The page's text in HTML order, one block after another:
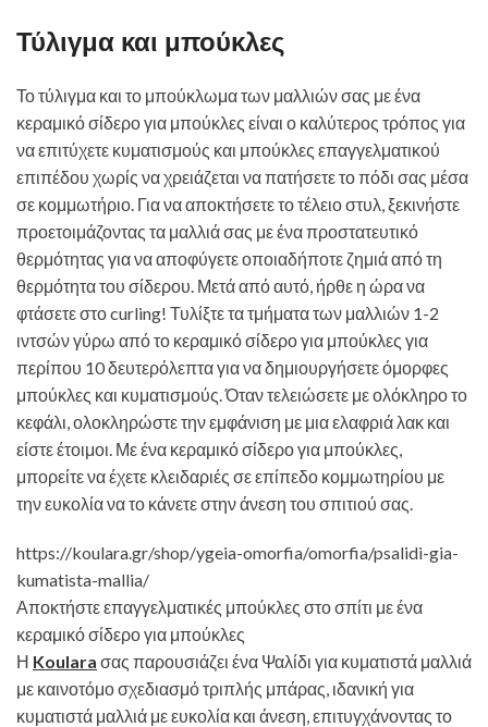
Τύλιγμα και μπούκλες
Το τύλιγμα και το μπούκλωμα των μαλλιών σας με ένα
κεραμικό σίδερο για μπούκλες είναι ο καλύτερος τρόπος για
να επιτύχετε κυματισμούς και μπούκλες επαγγελματικού
επιπέδου χωρίς να χρειάζεται να πατήσετε το πόδι σας μέσα
σε κομμωτήριο. Για να αποκτήσετε το τέλειο στυλ, ξεκινήστε
προετοιμάζοντας τα μαλλιά σας με ένα προστατευτικό
θερμότητας για να αποφύγετε οποιαδήποτε ζημιά από τη
θερμότητα του σίδερου. Μετά από αυτό, ήρθε η ώρα να
φτάσετε στο curling! Τυλίξτε τα τμήματα των μαλλιών 1-2
ιντσών γύρω από το κεραμικό σίδερο για μπούκλες για
περίπου 10 δευτερόλεπτα για να δημιουργήσετε όμορφες
μπούκλες και κυματισμούς. Όταν τελειώσετε με ολόκληρο το
κεφάλι, ολοκληρώστε την εμφάνιση με μια ελαφριά λακ και
είστε έτοιμοι. Με ένα κεραμικό σίδερο για μπούκλες,
μπορείτε να έχετε κλειδαριές σε επίπεδο κομμωτηρίου με
την ευκολία να το κάνετε στην άνεση του σπιτιού σας.
https://koulara.gr/shop/ygeia-omorfia/omorfia/psalidi-gia-
kumatista-mallia/
Αποκτήστε επαγγελματικές μπούκλες στο σπίτι με ένα
κεραμικό σίδερο για μπούκλες
Η Koulara σας παρουσιάζει ένα Ψαλίδι για κυματιστά μαλλιά
με καινοτόμο σχεδιασμό τριπλής μπάρας, ιδανική για
κυματιστά μαλλιά με ευκολία και άνεση, επιτυγχάνοντας το